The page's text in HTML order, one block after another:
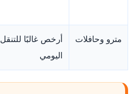
مترو وحافلات
أرخص غالبًا للتنقل
اليومي